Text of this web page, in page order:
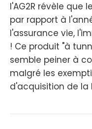
l'AG2R révèle que
par rapport à
l'assurance vie,
! Ce produit "à
semble peiner à
malgré les
d'acquisition de la